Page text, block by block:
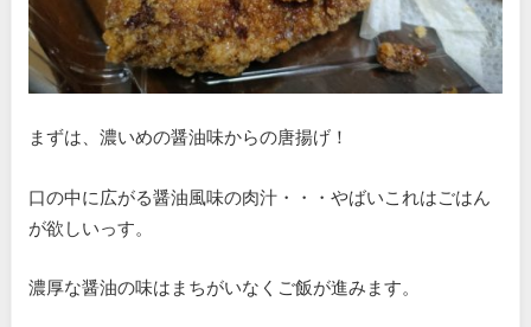
まずは、濃いめの醤油味からの唐揚げ！
口の中に広がる醤油風味の肉汁・・・やばいこれはごはん
が欲しいっす。
濃厚な醤油の味はまちがいなくご飯が進みます。